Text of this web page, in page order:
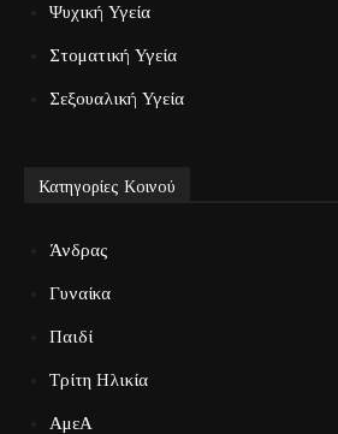
Ψυχική Υγεία
Στοματική Υγεία
Σεξουαλική Υγεία
Κατηγορίες Κοινού
Άνδρας
Γυναίκα
Παιδί
Τρίτη Ηλικία
ΑμεΑ